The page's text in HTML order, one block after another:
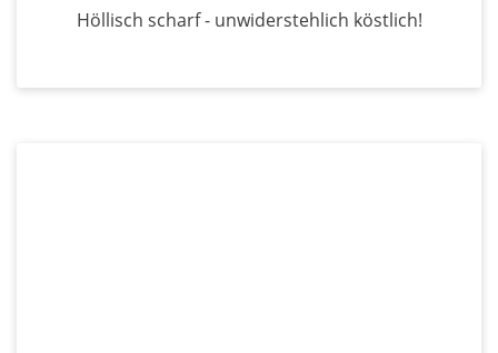
Höllisch scharf - unwiderstehlich köstlich!